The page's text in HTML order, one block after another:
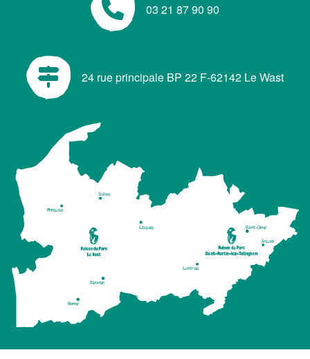
03 21 87 90 90
24 rue principale BP 22 F-62142 Le Wast